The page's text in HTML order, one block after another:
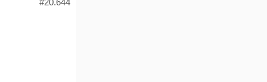
#20.644